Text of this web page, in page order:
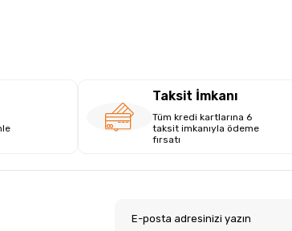
Taksit İmkanı
Tüm kredi kartlarına 6
taksit imkanıyla ödeme
fırsatı